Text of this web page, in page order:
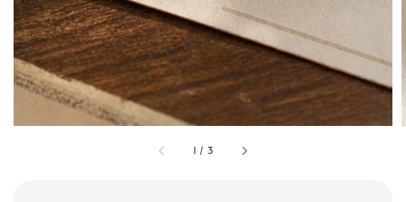
1 / 3